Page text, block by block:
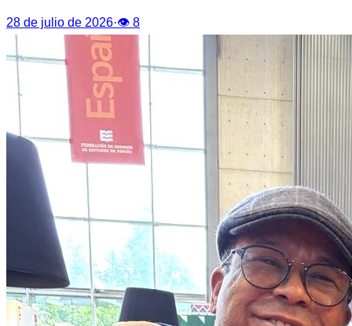
28 de julio de 2026·👁 8